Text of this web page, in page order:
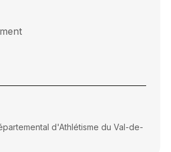
d'Athlétisme du Val-de-